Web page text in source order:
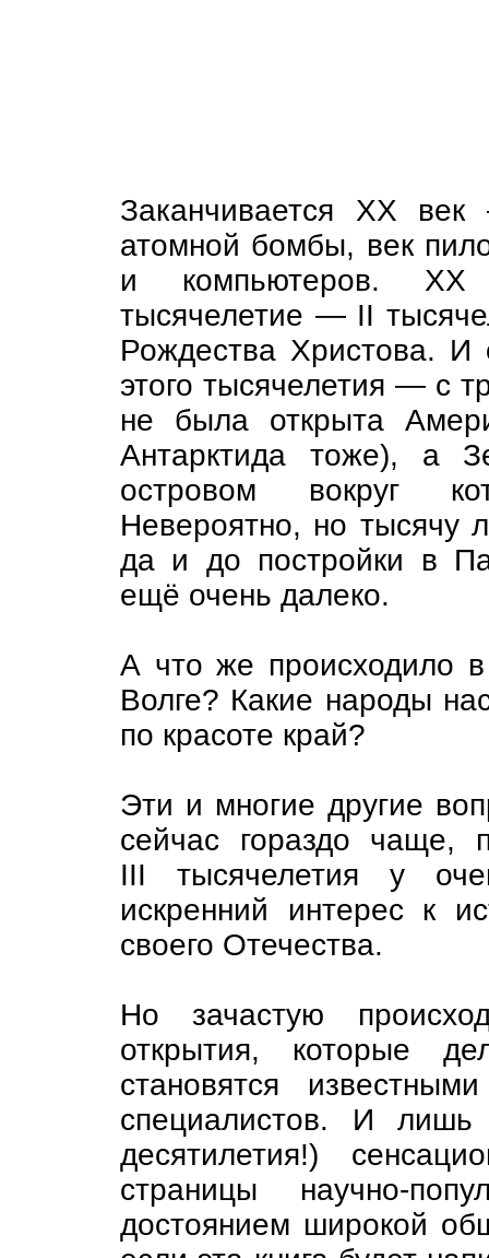
Заканчивается XX
атомной бомбы, век
и компьютеров. XX
тысячелетие — II
Рождества Христова. И
этого тысячелетия — с
не была открыта
Антарктида тоже), а
островом вокруг
Невероятно, но тысячу
да и до постройки в
ещё очень далеко.
А что же происходило
Волге? Какие народы
по красоте край?
Эти и многие другие
сейчас гораздо чаще,
III тысячелетия у
искренний интерес к
своего Отечества.
Но зачастую
открытия, которые
становятся
специалистов. И
десятилетия!)
страницы научно-
достоянием широкой